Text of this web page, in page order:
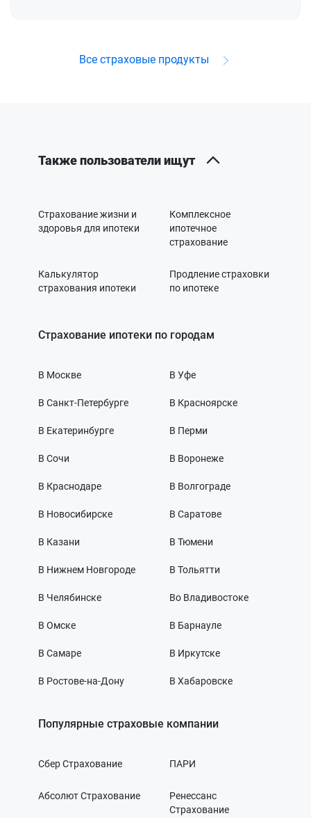
Все страховые продукты
Также пользователи ищут
Страхование жизни и
здоровья для ипотеки
Комплексное
ипотечное
страхование
Калькулятор
страхования ипотеки
Продление страховки
по ипотеке
Страхование ипотеки по городам
В Москве
В Санкт-Петербурге
В Екатеринбурге
В Сочи
В Краснодаре
В Новосибирске
В Казани
В Нижнем Новгороде
В Челябинске
В Омске
В Самаре
В Ростове-на-Дону
В Уфе
В Красноярске
В Перми
В Воронеже
В Волгограде
В Саратове
В Тюмени
В Тольятти
Во Владивостоке
В Барнауле
В Иркутске
В Хабаровске
Популярные страховые компании
Сбер Страхование ПАРИ
Абсолют Страхование
Ренессанс
Страхование